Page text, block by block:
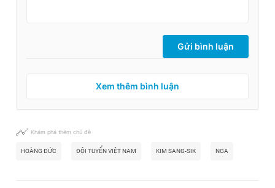
Gửi bình luận
Xem thêm bình luận
Khám phá thêm chủ đề
HOÀNG ĐỨC ĐỘI TUYỂN VIỆT NAM KIM SANG-SIK NGA